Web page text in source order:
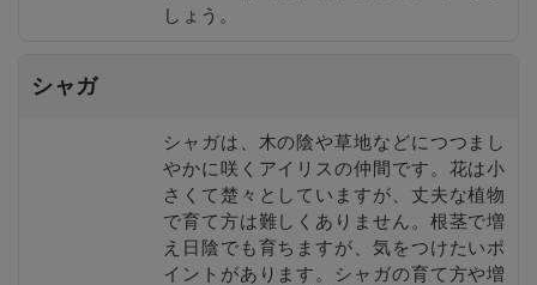
しょう。
シャガ
シャガは、木の陰や草地などにつつまし
やかに咲くアイリスの仲間です。花は小
さくて楚々としていますが、丈夫な植物
で育て方は難しくありません。根茎で増
え日陰でも育ちますが、気をつけたいポ
イントがあります。シャガの育て方や増